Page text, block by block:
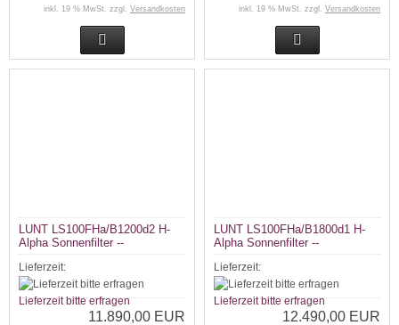
inkl. 19 % MwSt. zzgl. Versandkosten inkl. 19 % MwSt. zzgl. Versandkosten
LUNT LS100FHa/B1200d2 H-
Alpha Sonnenfilter --
Lieferzeit:
Lieferzeit bitte erfragen
11.890,00 EUR
LUNT LS100FHa/B1800d1 H-
Alpha Sonnenfilter --
Lieferzeit:
Lieferzeit bitte erfragen
12.490,00 EUR